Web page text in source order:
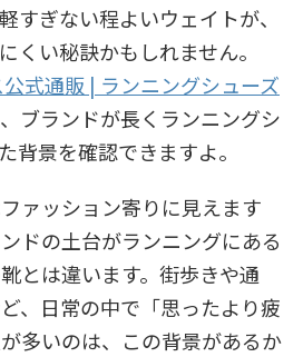
すぎない程よいウェイトが、
くい秘訣かもしれません。
式通販 | ランニングシューズ
ブランドが長くランニングシ
背景を確認できますよ。
ァッション寄りに見えます
ドの土台がランニングにある
とは違います。街歩きや通
、日常の中で「思ったより疲
多いのは、この背景があるか